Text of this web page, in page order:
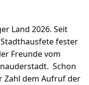
Land 2026. Seit
fester
Freunde vom
Schon
Zahl dem Aufruf der